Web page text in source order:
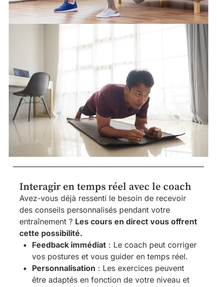
Interagir en temps réel avec le coach
Avez-vous déjà ressenti le besoin de recevoir
des conseils personnalisés pendant votre
entraînement ? Les cours en direct vous offrent
cette possibilité.
Feedback immédiat : Le coach peut corriger
vos postures et vous guider en temps réel.
Personnalisation : Les exercices peuvent
être adaptés en fonction de votre niveau et